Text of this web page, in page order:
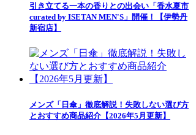
引き立てる一本の香りとの出会い「香水夏市
curated by ISETAN MEN'S」開催！【伊勢丹
新宿店】
メンズ「日傘」徹底解説！失敗しない選び方
とおすすめ商品紹介【2026年5月更新】